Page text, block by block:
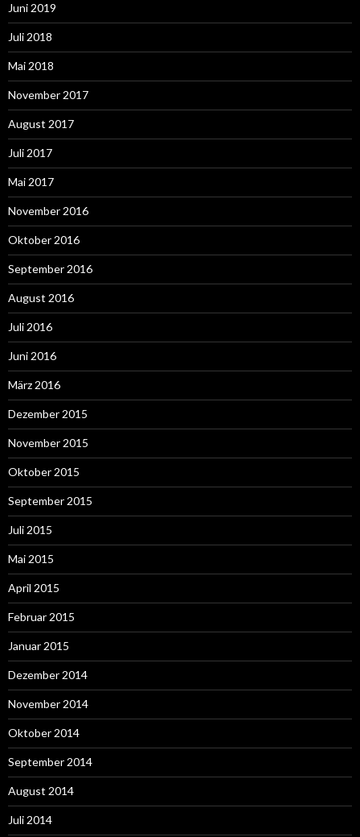
Juni 2019
Juli 2018
Mai 2018
November 2017
August 2017
Juli 2017
Mai 2017
November 2016
Oktober 2016
September 2016
August 2016
Juli 2016
Juni 2016
März 2016
Dezember 2015
November 2015
Oktober 2015
September 2015
Juli 2015
Mai 2015
April 2015
Februar 2015
Januar 2015
Dezember 2014
November 2014
Oktober 2014
September 2014
August 2014
Juli 2014